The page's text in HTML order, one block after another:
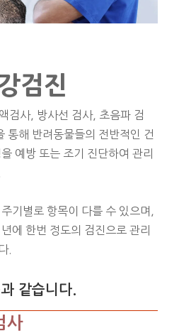
검진
검사, 방사선 검사, 초음파 검
통해 반려동물들의 전반적인 건
예방 또는 조기 진단하여 관리
기별로 항목이 다를 수 있으며,
에 한번 정도의 검진으로 관리
.
같습니다.
사